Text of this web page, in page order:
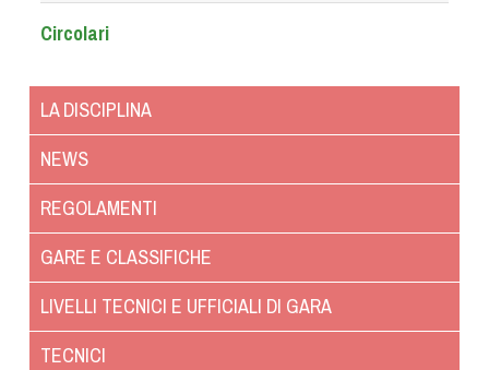
Circolari
LA DISCIPLINA
NEWS
REGOLAMENTI
GARE E CLASSIFICHE
LIVELLI TECNICI E UFFICIALI DI GARA
TECNICI
Calendario Manifestazioni
Albo Atleti Cinofili
English e Training Sporting